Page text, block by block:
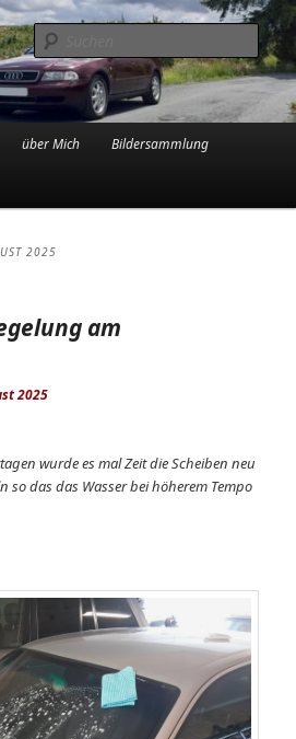
Erlebnisse in der Garage
über Mich Bildersammlung
2025
am
2025
wurde es mal Zeit die Scheiben neu
so das das Wasser bei höherem Tempo